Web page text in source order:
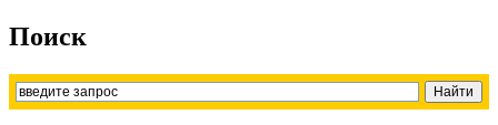
Поиск